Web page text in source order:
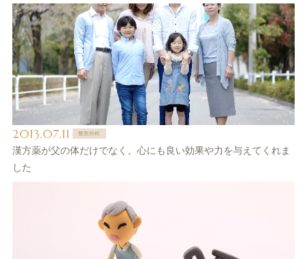
2013.07.11 整形外科
漢方薬が父の体だけでなく、心にも良い効果や力を与えてくれま
した